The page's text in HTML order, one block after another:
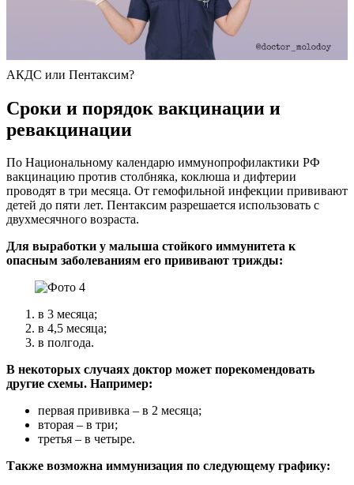
АКДС или Пентаксим?
Сроки и порядок вакцинации и
ревакцинации
По Национальному календарю иммунопрофилактики РФ
вакцинацию против столбняка, коклюша и дифтерии
проводят в три месяца. От гемофильной инфекции прививают
детей до пяти лет. Пентаксим разрешается использовать с
двухмесячного возраста.
Для выработки у малыша стойкого иммунитета к
опасным заболеваниям его прививают трижды:
в 3 месяца;
в 4,5 месяца;
в полгода.
В некоторых случаях доктор может порекомендовать
другие схемы. Например:
первая прививка – в 2 месяца;
вторая – в три;
третья – в четыре.
Также возможна иммунизация по следующему графику: